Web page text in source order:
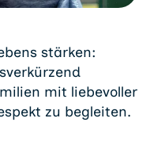
stärken:
mit liebevoller
zu begleiten.